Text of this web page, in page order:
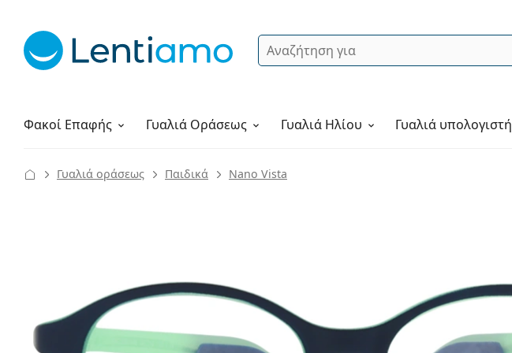
Αναζήτηση
Φακοί Επαφής
Υγρά φακών ΓυαλιάΟράσεως Γυαλιά Ηλίου Γυαλιά υπολογιστή
Πώς να παραγγείλετε
Γυαλιά οράσεως Παιδικά Nano Vista